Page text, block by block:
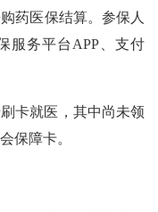
药医保结算。参保人
服务平台APP、支付
卡就医，其中尚未领
保障卡。